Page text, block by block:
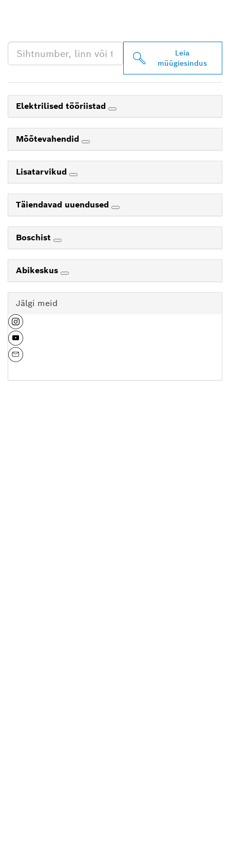
Leia
müügiesindus
Elektrilised tööriistad
Mõõtevahendid
Lisatarvikud
Täiendavad uuendused
Boschist
Abikeskus
Jälgi meid